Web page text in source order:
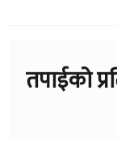
तपाईको